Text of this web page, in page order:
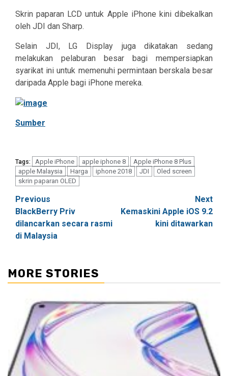
Skrin paparan LCD untuk Apple iPhone kini dibekalkan
oleh JDI dan Sharp.
Selain JDI, LG Display juga dikatakan sedang
melakukan pelaburan besar bagi mempersiapkan
syarikat ini untuk memenuhi permintaan berskala besar
daripada Apple bagi iPhone mereka.
Sumber
Tags: Apple iPhone apple iphone 8
Apple iPhone 8 Plus
apple Malaysia
Harga iphone 2018 JDI
Oled screen
skrin paparan OLED
Post
navigation
Previous
BlackBerry Priv
dilancarkan secara rasmi
di Malaysia
Next
Kemaskini Apple iOS 9.2
kini ditawarkan
MORE STORIES